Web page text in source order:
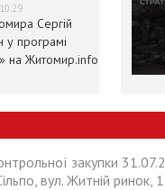
Сергій
у програмі
на Житомир.info
закупки
вул. Житній ринок, 1